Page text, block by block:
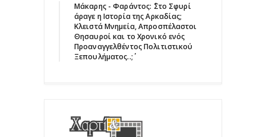
Μάκαρης - Φαράντος: ΄΄Στο Σφυρί
άραγε η Ιστορία της Αρκαδίας;
Κλειστά Μνημεία, Απροσπέλαστοι
Θησαυροί και το Χρονικό ενός
Προαναγγελθέντος Πολιτιστικού
Ξεπουλήματος..;΄΄